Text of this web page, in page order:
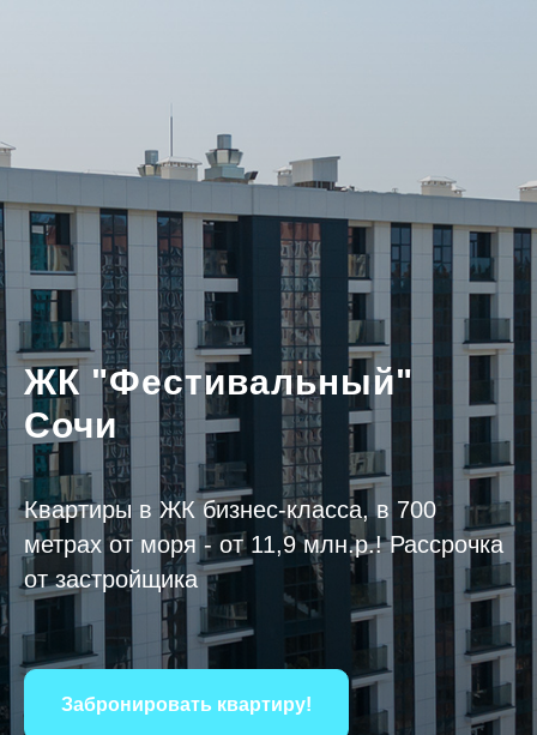
ЖК "Фестивальный"
Сочи
Квартиры в ЖК бизнес-класса, в 700
метрах от моря - от 11,9 млн.р.! Рассрочка
от застройщика
Забронировать квартиру!